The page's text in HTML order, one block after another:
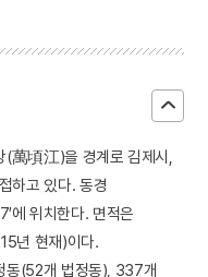
(萬頃江)을 경계로 김제시,
하고 있다. 동경
에 위치한다. 면적은
년 현재)이다.
동(52개 법정동), 337개